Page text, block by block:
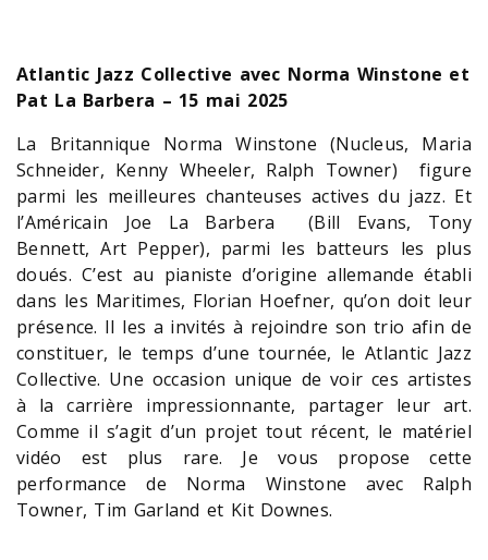
Atlantic Jazz Collective avec Norma Winstone et
Pat La Barbera – 15 mai 2025
La Britannique Norma Winstone (Nucleus, Maria
Schneider, Kenny Wheeler, Ralph Towner) figure
parmi les meilleures chanteuses actives du jazz. Et
l’Américain Joe La Barbera (Bill Evans, Tony
Bennett, Art Pepper), parmi les batteurs les plus
doués. C’est au pianiste d’origine allemande établi
dans les Maritimes, Florian Hoefner, qu’on doit leur
présence. Il les a invités à rejoindre son trio afin de
constituer, le temps d’une tournée, le Atlantic Jazz
Collective. Une occasion unique de voir ces artistes
à la carrière impressionnante, partager leur art.
Comme il s’agit d’un projet tout récent, le matériel
vidéo est plus rare. Je vous propose cette
performance de Norma Winstone avec Ralph
Towner, Tim Garland et Kit Downes.